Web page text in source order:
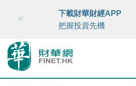
財華智庫網 FINTV FINMETA
×
下載財華財經APP
把握投資先機